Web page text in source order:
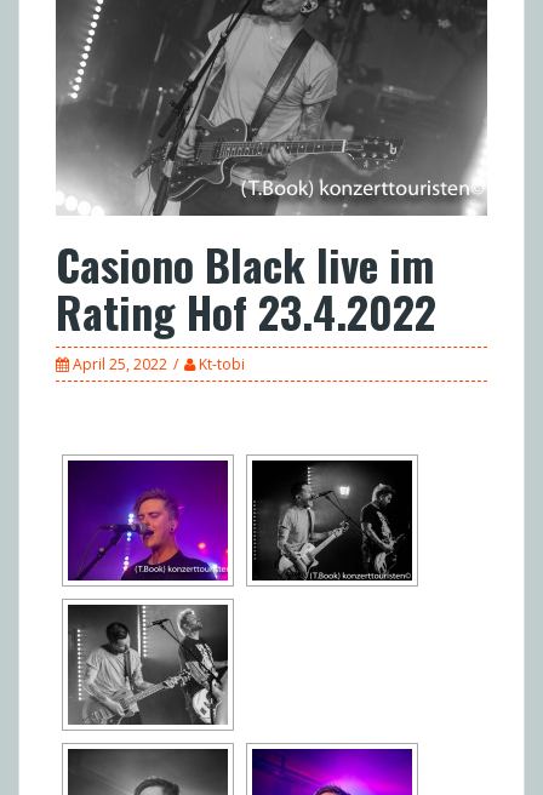
Casiono Black live im
Rating Hof 23.4.2022
April 25, 2022 Kt-tobi